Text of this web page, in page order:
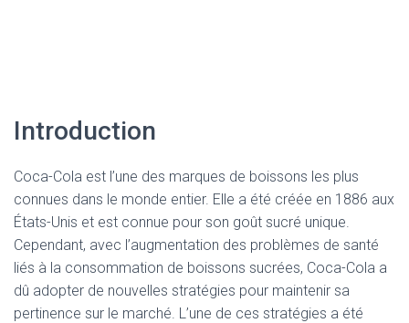
Introduction
Coca-Cola est l’une des marques de boissons les plus
connues dans le monde entier. Elle a été créée en 1886 aux
États-Unis et est connue pour son goût sucré unique.
Cependant, avec l’augmentation des problèmes de santé
liés à la consommation de boissons sucrées, Coca-Cola a
dû adopter de nouvelles stratégies pour maintenir sa
pertinence sur le marché. L’une de ces stratégies a été